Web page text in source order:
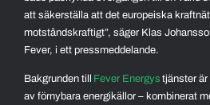
att säkerställa att det europeiska
motståndskraftigt”, säger Klas
Fever, i ett pressmeddelande.
Bakgrunden till Fever Energys tjänster är
av förnybara energikällor – kombinerat